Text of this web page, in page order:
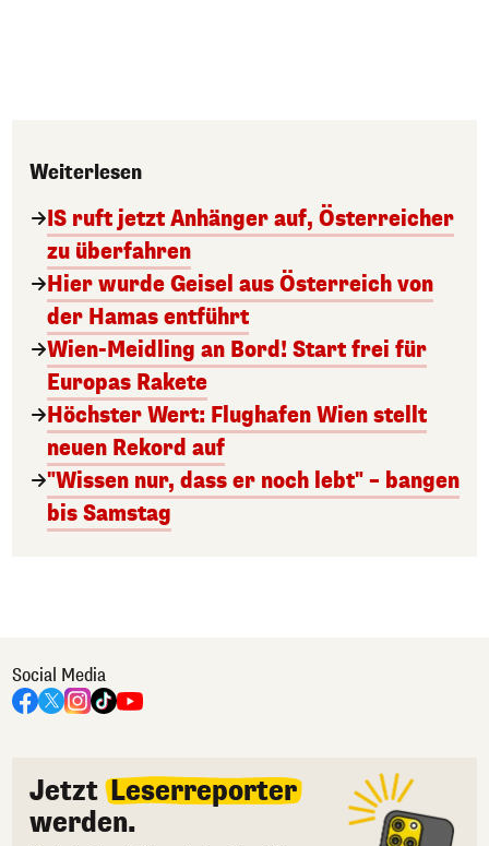
Weiterlesen
IS ruft jetzt Anhänger auf, Österreicher
zu überfahren
Hier wurde Geisel aus Österreich von
der Hamas entführt
Wien-Meidling an Bord! Start frei für
Europas Rakete
Höchster Wert: Flughafen Wien stellt
neuen Rekord auf
"Wissen nur, dass er noch lebt" – bangen
bis Samstag
Social Media
Jetzt Leserreporter
werden.